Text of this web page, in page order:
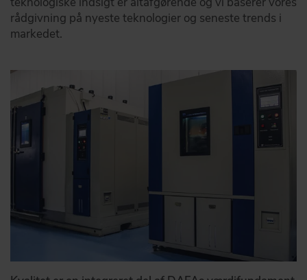
rådgivning på nyeste teknologier og seneste trends i
markedet.